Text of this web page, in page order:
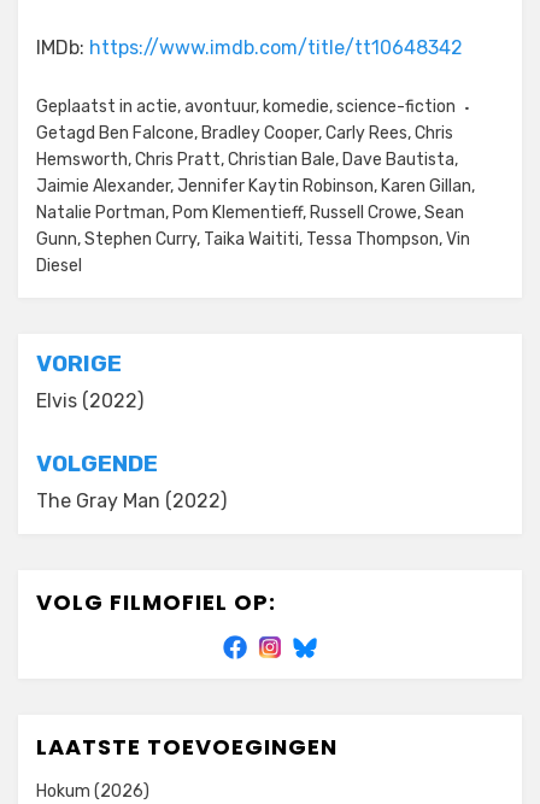
IMDb: https://www.imdb.com/title/tt10648342
Geplaatst in actie,avontuur, komedie,science-fiction
Getagd Ben Falcone, Bradley Cooper,Carly Rees,Chris
Hemsworth,Chris Pratt,Christian Bale, Dave Bautista,
Jaimie Alexander,Jennifer Kaytin Robinson, Karen Gillan,
Natalie Portman, Pom Klementieff, Russell Crowe,Sean
Gunn,Stephen Curry, Taika Waititi, Tessa Thompson,Vin
Diesel
Bericht
navigatie
VORIGE
Elvis (2022)
VOLGENDE
The Gray Man (2022)
VOLG FILMOFIEL OP:
LAATSTE TOEVOEGINGEN
Hokum (2026)